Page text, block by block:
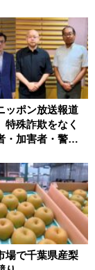
ッポン放送報道
殊詐欺をなく
・加害者・警視
ュウの実態
場で千葉県産梨